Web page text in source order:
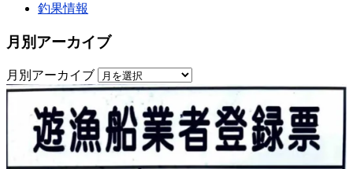
釣果情報
月別アーカイブ
月別アーカイブ